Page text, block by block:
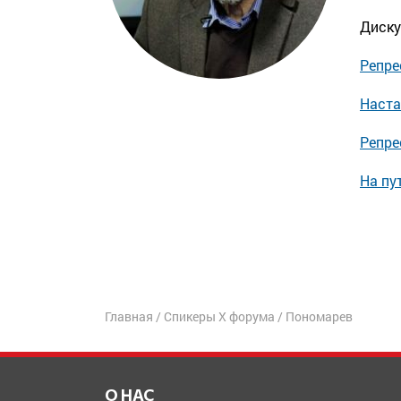
На
Главная / Спикеры X форума / Пономарев
О НАС